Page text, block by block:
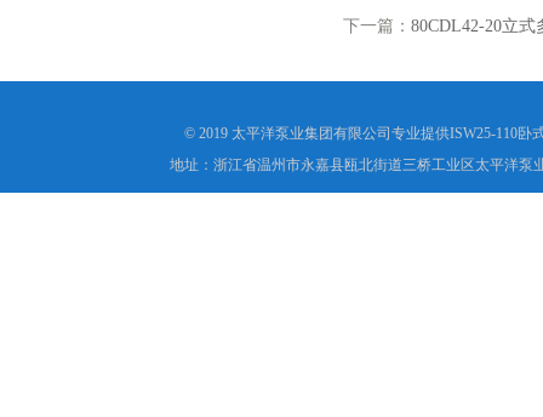
下一篇： 80CDL42-20立
© 2019 太平洋泵业集团有限公司专业提供ISW25-110
地址：浙江省温州市永嘉县瓯北街道三桥工业区太平洋泵